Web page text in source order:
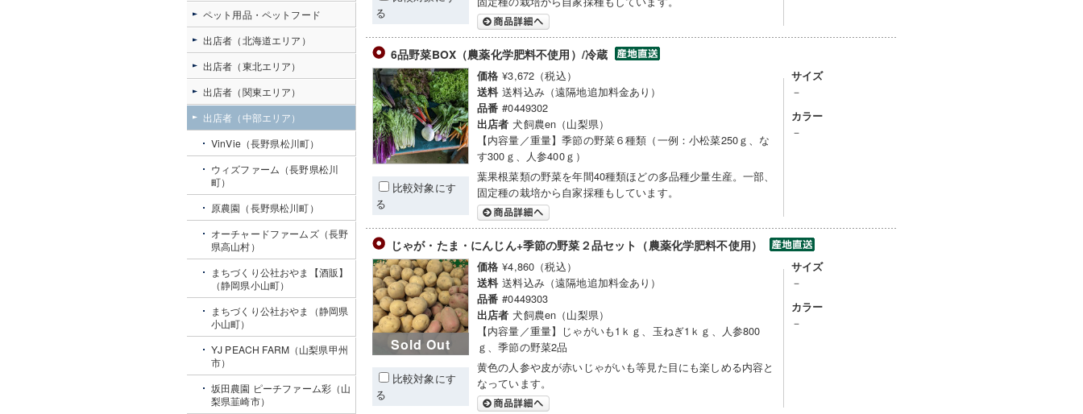
る
6品野菜BOX（農薬化学肥料不使用）/冷蔵
比較対象にす
る
価格 ¥3,672（税込）
送料 送料込み（遠隔地追加料金あり）
品番 #0449302
出店者 犬飼農en（山梨県）
【内容量／重量】季節の野菜６種類（一例：小松菜250ｇ、な
す300ｇ、人参400ｇ）
葉果根菜類の野菜を年間40種類ほどの多品種少量生産。一部、
固定種の栽培から自家採種もしています。
サイズ
－
カラー
－
じゃが・たま・にんじん+季節の野菜２品セット（農薬化学肥料不使用）
Sold Out
比較対象にす
る
価格 ¥4,860（税込）
送料 送料込み（遠隔地追加料金あり）
品番 #0449303
出店者 犬飼農en（山梨県）
【内容量／重量】じゃがいも1ｋｇ、玉ねぎ1ｋｇ、人参800
ｇ、季節の野菜2品
黄色の人参や皮が赤いじゃがいも等見た目にも楽しめる内容と
なっています。
サイズ
－
カラー
－
ペット用品・ペットフード
出店者（北海道エリア）
出店者（東北エリア）
出店者（関東エリア）
出店者（中部エリア）
VinVie（長野県松川町）
ウィズファーム（長野県松川
町）
原農園（長野県松川町）
オーチャードファームズ（長野
県高山村）
まちづくり公社おやま【酒販】
（静岡県小山町）
まちづくり公社おやま（静岡県
小山町）
YJ PEACH FARM（山梨県甲州
市）
坂田農園 ピーチファーム彩（山
梨県韮崎市）